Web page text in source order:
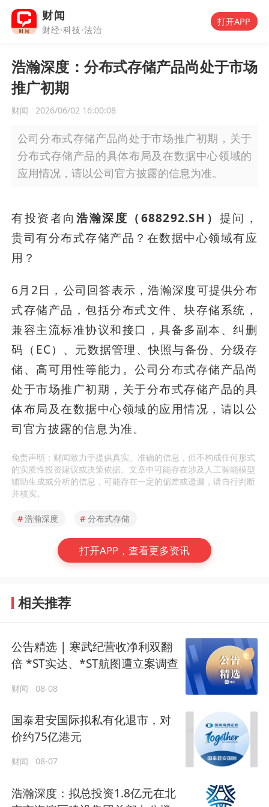
财闻
财经·科技·法治
打开APP
浩瀚深度：分布式存储产品尚处于市场
推广初期
财闻 2026/06/02 16:00:08
公司分布式存储产品尚处于市场推广初期，关于
分布式存储产品的具体布局及在数据中心领域的
应用情况，请以公司官方披露的信息为准。
有投资者向 浩瀚深度（688292.SH） 提问，
贵司有分布式存储产品？在数据中心领域有应
用？
6月2日，公司回答表示，浩瀚深度可提供分布
式存储产品，包括分布式文件、块存储系统，
兼容主流标准协议和接口，具备多副本、纠删
码（EC）、元数据管理、快照与备份、分级存
储、高可用性等能力。公司分布式存储产品尚
处于市场推广初期，关于分布式存储产品的具
体布局及在数据中心领域的应用情况，请以公
司官方披露的信息为准。
免责声明：财闻致力于提供真实、准确的信息，但不构成任何形式
的实质性投资建议或决策依据。文章中可能存在涉及人工智能模型
辅助生成或分析的信息，可能存在一定的偏差或遗漏，请自行判断
并核实。
#浩瀚深度 # 分布式存储
打开APP，查看更多资讯
相关推荐
公告精选 | 寒武纪营收净利双翻
倍 *ST实达、*ST航图遭立案调查
财闻 08-08
国泰君安国际拟私有化退市，对
价约75亿港元
财闻 08-07
浩瀚深度：拟总投资1.8亿元在北